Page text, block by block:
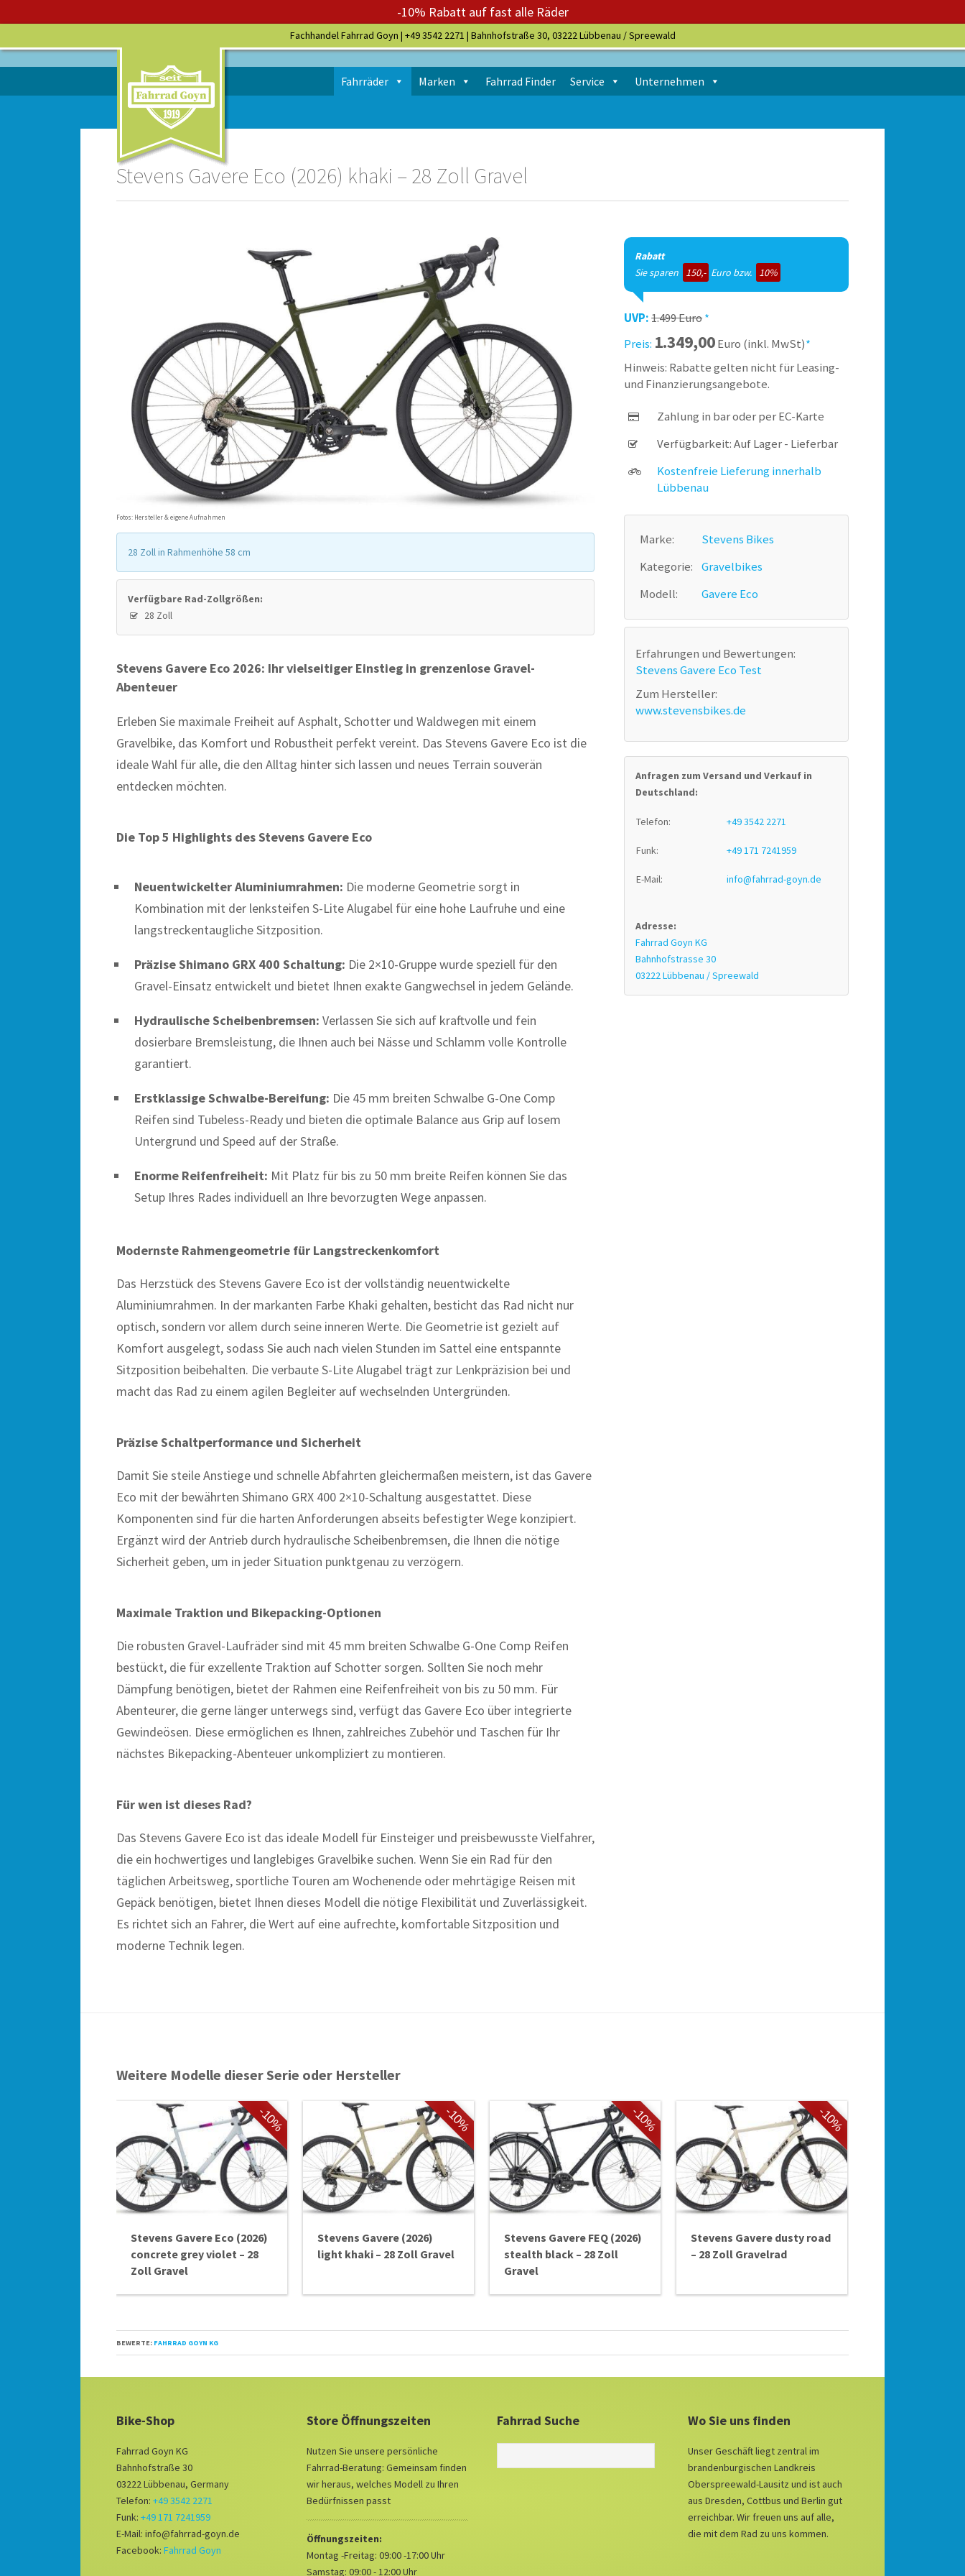
-10% Rabatt auf fast alle Räder
Fachhandel Fahrrad Goyn | +49 3542 2271 | Bahnhofstraße 30, 03222 Lübbenau / Spreewald
Fahrräder Marken Fahrrad Finder Service Unternehmen
Stevens Gavere Eco (2026) khaki – 28 Zoll Gravel
Fotos: Hersteller & eigene Aufnahmen
28 Zoll in Rahmenhöhe 58 cm
Verfügbare Rad-Zollgrößen:
28 Zoll
Stevens Gavere Eco 2026: Ihr vielseitiger Einstieg in grenzenlose Gravel-
Abenteuer
Erleben Sie maximale Freiheit auf Asphalt, Schotter und Waldwegen mit einem
Gravelbike, das Komfort und Robustheit perfekt vereint. Das Stevens Gavere Eco ist die
ideale Wahl für alle, die den Alltag hinter sich lassen und neues Terrain souverän
entdecken möchten.
Die Top 5 Highlights des Stevens Gavere Eco
Neuentwickelter Aluminiumrahmen: Die moderne Geometrie sorgt in
Kombination mit der lenksteifen S-Lite Alugabel für eine hohe Laufruhe und eine
langstreckentaugliche Sitzposition.
Präzise Shimano GRX 400 Schaltung: Die 2×10-Gruppe wurde speziell für den
Gravel-Einsatz entwickelt und bietet Ihnen exakte Gangwechsel in jedem Gelände.
Hydraulische Scheibenbremsen: Verlassen Sie sich auf kraftvolle und fein
dosierbare Bremsleistung, die Ihnen auch bei Nässe und Schlamm volle Kontrolle
garantiert.
Erstklassige Schwalbe-Bereifung: Die 45 mm breiten Schwalbe G-One Comp
Reifen sind Tubeless-Ready und bieten die optimale Balance aus Grip auf losem
Untergrund und Speed auf der Straße.
Enorme Reifenfreiheit: Mit Platz für bis zu 50 mm breite Reifen können Sie das
Setup Ihres Rades individuell an Ihre bevorzugten Wege anpassen.
Modernste Rahmengeometrie für Langstreckenkomfort
Das Herzstück des Stevens Gavere Eco ist der vollständig neuentwickelte
Aluminiumrahmen. In der markanten Farbe Khaki gehalten, besticht das Rad nicht nur
optisch, sondern vor allem durch seine inneren Werte. Die Geometrie ist gezielt auf
Komfort ausgelegt, sodass Sie auch nach vielen Stunden im Sattel eine entspannte
Sitzposition beibehalten. Die verbaute S-Lite Alugabel trägt zur Lenkpräzision bei und
macht das Rad zu einem agilen Begleiter auf wechselnden Untergründen.
Präzise Schaltperformance und Sicherheit
Damit Sie steile Anstiege und schnelle Abfahrten gleichermaßen meistern, ist das Gavere
Eco mit der bewährten Shimano GRX 400 2×10-Schaltung ausgestattet. Diese
Komponenten sind für die harten Anforderungen abseits befestigter Wege konzipiert.
Ergänzt wird der Antrieb durch hydraulische Scheibenbremsen, die Ihnen die nötige
Sicherheit geben, um in jeder Situation punktgenau zu verzögern.
Maximale Traktion und Bikepacking-Optionen
Die robusten Gravel-Laufräder sind mit 45 mm breiten Schwalbe G-One Comp Reifen
bestückt, die für exzellente Traktion auf Schotter sorgen. Sollten Sie noch mehr
Dämpfung benötigen, bietet der Rahmen eine Reifenfreiheit von bis zu 50 mm. Für
Abenteurer, die gerne länger unterwegs sind, verfügt das Gavere Eco über integrierte
Gewindeösen. Diese ermöglichen es Ihnen, zahlreiches Zubehör und Taschen für Ihr
nächstes Bikepacking-Abenteuer unkompliziert zu montieren.
Für wen ist dieses Rad?
Das Stevens Gavere Eco ist das ideale Modell für Einsteiger und preisbewusste Vielfahrer,
die ein hochwertiges und langlebiges Gravelbike suchen. Wenn Sie ein Rad für den
täglichen Arbeitsweg, sportliche Touren am Wochenende oder mehrtägige Reisen mit
Gepäck benötigen, bietet Ihnen dieses Modell die nötige Flexibilität und Zuverlässigkeit.
Es richtet sich an Fahrer, die Wert auf eine aufrechte, komfortable Sitzposition und
moderne Technik legen.
Rabatt
Sie sparen
150,- Euro bzw. 10%
UVP:1.499 Euro*
Preis: 1.349,00Euro (inkl. MwSt)*
Hinweis: Rabatte gelten nicht für Leasing-
und Finanzierungsangebote.
Zahlung in bar oder per EC-Karte
Verfügbarkeit: Auf Lager - Lieferbar
Kostenfreie Lieferung innerhalb
Lübbenau
Marke:
Stevens Bikes
Kategorie: Gravelbikes
Modell:
Gavere Eco
Erfahrungen und Bewertungen:
Stevens Gavere Eco Test
Zum Hersteller:
www.stevensbikes.de
Anfragen zum Versand und Verkauf in
Deutschland:
Telefon: +49 3542 2271
Funk: +49 171 7241959
E-Mail: info@fahrrad-goyn.de
Adresse:
Fahrrad Goyn KG
Bahnhofstrasse 30
03222 Lübbenau / Spreewald
Weitere Modelle dieser Serie oder Hersteller
-10%
Stevens Gavere Eco (2026)
concrete grey violet – 28
Zoll Gravel
-10%
Stevens Gavere (2026)
light khaki – 28 Zoll Gravel
-10%
Stevens Gavere FEQ (2026)
stealth black – 28 Zoll
Gravel
-10%
Stevens Gavere dusty road
– 28 Zoll Gravelrad
BEWERTE: FAHRRAD GOYN KG
Bike-Shop
Fahrrad Goyn KG
Bahnhofstraße 30
03222 Lübbenau, Germany
Telefon: +49 3542 2271
Funk: +49 171 7241959
E-Mail: info@fahrrad-goyn.de
Facebook: Fahrrad Goyn
Store Öffnungszeiten
Nutzen Sie unsere persönliche
Fahrrad-Beratung: Gemeinsam finden
wir heraus, welches Modell zu Ihren
Bedürfnissen passt
Öffnungszeiten:
Montag -Freitag: 09:00 -17:00 Uhr
Samstag: 09:00 - 12:00 Uhr
Fahrrad Suche Wo Sie uns finden
Unser Geschäft liegt zentral im
brandenburgischen Landkreis
Oberspreewald-Lausitz und ist auch
aus Dresden, Cottbus und Berlin gut
erreichbar. Wir freuen uns auf alle,
die mit dem Rad zu uns kommen.